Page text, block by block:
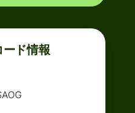
ド情報